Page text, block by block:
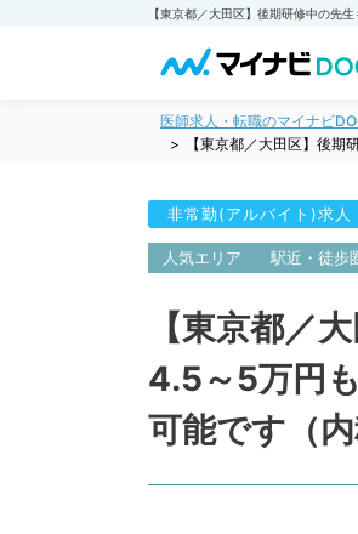
医師求人・転職のマイナビ
【東京都／大田区】後
非常勤(アルバイト)求人
人気エリア 駅近・徒歩
【東京都／
4.5～5万円
可能です（内